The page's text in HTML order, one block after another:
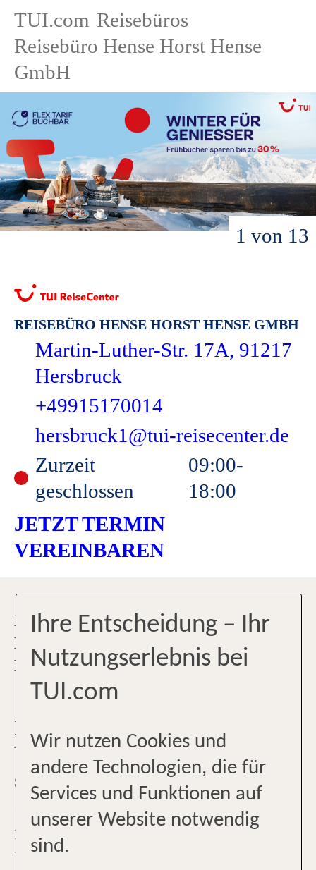
TUI.com Reisebüros
Reisebüro Hense Horst Hense
GmbH
1 von 13
REISEBÜRO HENSE HORST HENSE GMBH
Martin-Luther-Str. 17A, 91217
Hersbruck
+49915170014
hersbruck1@tui-reisecenter.de
Zurzeit
geschlossen
09:00-
18:00
JETZT TERMIN
VEREINBAREN
LIEBER SONNENÖL STATT
HEIZÖL! JETZT URLAUB
BUCHEN!
Perfekte Damenmannschaft mit
Viel Spaß und Know How - So
stehen wir Ihnen wie eine Eins in
Sachen URLAUB zur Seite. Wir
freuen uns auf Sie! Herzlich
Willkommen in unseren schicken,
Ihre Entscheidung – Ihr
Nutzungserlebnis bei
TUI.com
Wir nutzen Cookies und
andere Technologien, die für
Services und Funktionen auf
unserer Website notwendig
sind.